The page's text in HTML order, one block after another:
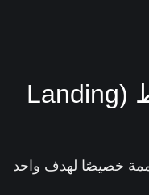
ما هي صفحة الهبوط (Landing
لهدف واحد